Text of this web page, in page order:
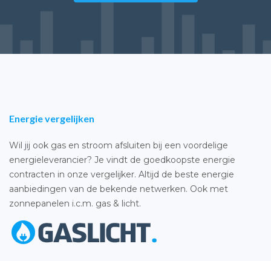
Energie vergelijken
Wil jij ook gas en stroom afsluiten bij een voordelige
energieleverancier? Je vindt de goedkoopste energie
contracten in onze vergelijker. Altijd de beste energie
aanbiedingen van de bekende netwerken. Ook met
zonnepanelen i.c.m. gas & licht.